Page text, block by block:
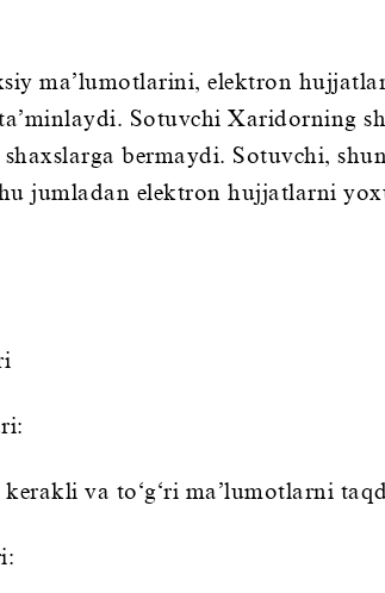
ma’lumotlarini, elektron
Sotuvchi Xaridorning
bermaydi. Sotuvchi,
jumladan elektron hujjatlarni
va to‘g‘ri ma’lumotlarni